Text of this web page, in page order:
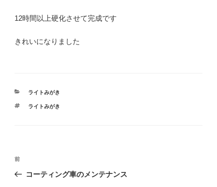
12時間以上硬化させて完成です
きれいになりました
カ
ゴ
ライトみがき
タ
ライトみがき
投
前
の
前
コーティング車のメンテナンス